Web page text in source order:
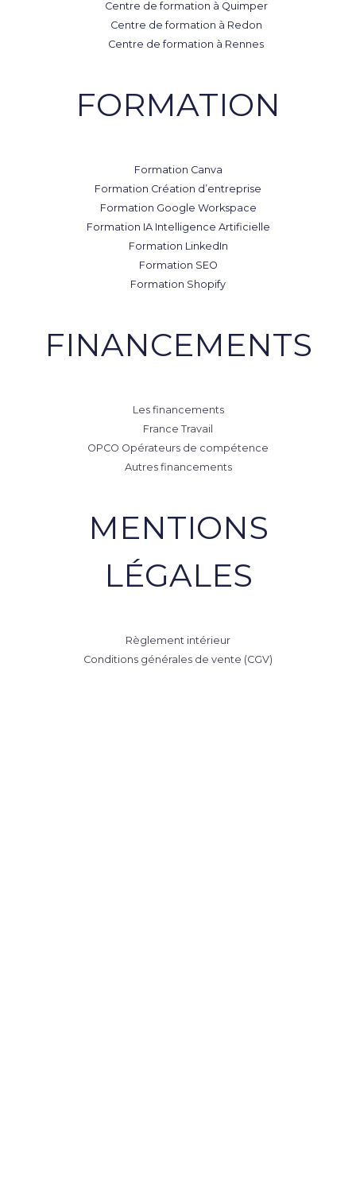
Centre de formation à Quimper
Centre de formation à Redon
Centre de formation à Rennes
FORMATION
Formation Canva
Formation Création d’entreprise
Formation Google Workspace
Formation IA Intelligence Artificielle
Formation LinkedIn
Formation SEO
Formation Shopify
FINANCEMENTS
Les financements
France Travail
OPCO Opérateurs de compétence
Autres financements
MENTIONS
LÉGALES
Règlement intérieur
Conditions générales de vente (CGV)